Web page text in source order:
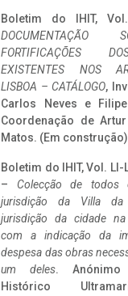
Boletim do IHIT,
DOCUMENTAÇÃO
FORTIFICAÇÕES
EXISTENTES NOS
LISBOA – CATÁLOGO,
Carlos Neves e
Coordenação de
Matos. (Em construção)
Boletim do IHIT, Vol. LI-
– Colecção de
jurisdição da Villa
jurisdição da cidade na
com a indicação da
despesa das obras
um deles.
Histórico